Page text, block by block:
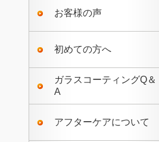
お客様の声
初めての方へ
ガラスコーティングQ＆
A
アフターケアについて